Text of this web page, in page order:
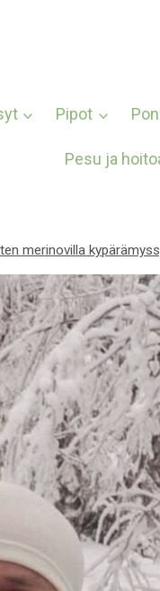
Pipot
Pesu ja
merinovilla